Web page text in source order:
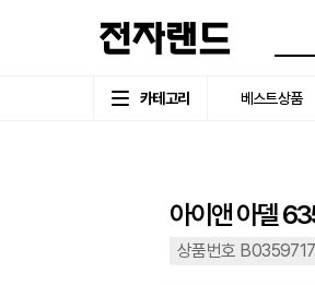
카테고리 베스트상품
아이앤 아델
상품번호 B0359717